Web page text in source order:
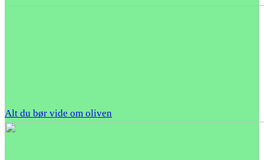
Alt du bør vide om oliven